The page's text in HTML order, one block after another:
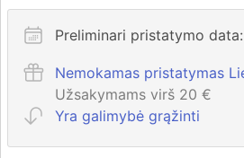
Preliminari pristatymo data:
Nemokamas pristatymas
Užsakymams virš 20 €
Yra galimybė grąžinti